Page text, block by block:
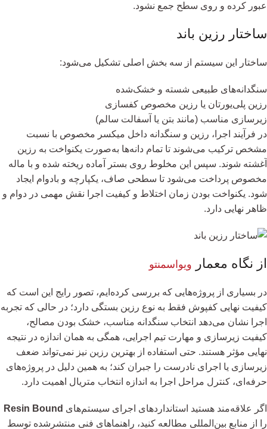
عبور کرده و روی سطح جمع نشود.
ساختار رزین باند
ساختار این سیستم از سه بخش اصلی تشکیل می‌شود:
سنگدانه‌های طبیعی شسته و خشک‌شده
رزین پلی‌یورتان یا رزین مخصوص کفسازی
زیرسازی مناسب (مانند بتن یا آسفالت سالم)
در فرآیند اجرا، رزین و سنگدانه داخل میکسر مخصوص با نسبت
مشخص ترکیب می‌شوند تا تمام دانه‌ها به‌صورت یکنواخت به رزین
آغشته شوند. سپس این مخلوط روی بستر آماده ریخته شده و با ماله
مخصوص پرداخت می‌شود تا سطحی صاف، یکپارچه و بادوام ایجاد
شود. یکنواخت بودن زمان اختلاط و کیفیت اجرا نقش مهمی در دوام و
ظاهر نهایی دارد.
از نگاه معمار ویواسمنتو
در بسیاری از پروژه‌هایی که بررسی کرده‌ایم، تصور رایج این است که
کیفیت نهایی کفپوش فقط به نوع رزین بستگی دارد؛ در حالی که تجربه
اجرا نشان می‌دهد انتخاب سنگدانه مناسب، خشک بودن مصالح،
کیفیت زیرسازی و مهارت تیم اجرایی، همگی به همان اندازه در نتیجه
نهایی مؤثر هستند. حتی استفاده از بهترین رزین نیز نمی‌تواند ضعف
زیرسازی یا اجرای نادرست را جبران کند؛ به همین دلیل در پروژه‌های
حرفه‌ای، کنترل مراحل اجرا به اندازه انتخاب متریال اهمیت دارد.
اگر علاقه‌مند هستید استانداردهای اجرای سیستم‌های Resin Bound
را از منابع بین‌المللی مطالعه کنید، راهنماهای فنی منتشرشده توسط